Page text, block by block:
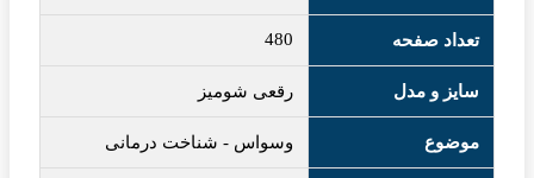
تعداد صفحه 480
سایز و مدل رقعی شومیز
موضوع وسواس - شناخت درمانی